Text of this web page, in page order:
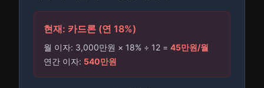
현재: 카드론 (연 18%)
월 이자: 3,000만원 × 18% ÷ 12 = 45만원/월
연간 이자: 540만원